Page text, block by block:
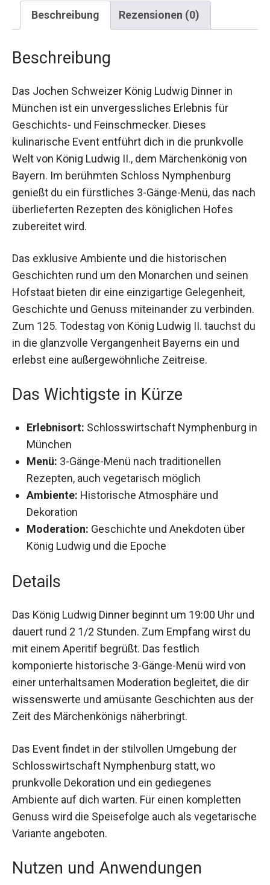
Beschreibung Rezensionen (0)
Beschreibung
Das Jochen Schweizer König Ludwig Dinner in
München ist ein unvergessliches Erlebnis für
Geschichts- und Feinschmecker. Dieses
kulinarische Event entführt dich in die prunkvolle
Welt von König Ludwig II., dem Märchenkönig von
Bayern. Im berühmten Schloss Nymphenburg
genießt du ein fürstliches 3-Gänge-Menü, das
nach überlieferten Rezepten des königlichen
Hofes zubereitet wird.
Das exklusive Ambiente und die historischen
Geschichten rund um den Monarchen und seinen
Hofstaat bieten dir eine einzigartige Gelegenheit,
Geschichte und Genuss miteinander zu
verbinden. Zum 125. Todestag von König Ludwig
II. tauchst du in die glanzvolle Vergangenheit
Bayerns ein und erlebst eine außergewöhnliche
Das Wichtigste in Kürze
Erlebnisort:
in München
Menü:3-Gänge-Menü nach traditionellen
Rezepten, auch vegetarisch möglich
Ambiente:
Dekoration
Moderation:Geschichte und Anekdoten über
Details
Das König Ludwig Dinner beginnt um 19:00 Uhr
und dauert rund 2 1/2 Stunden. Zum Empfang
wirst du mit einem Aperitif begrüßt. Das festlich
komponierte historische 3-Gänge-Menü wird von
einer unterhaltsamen Moderation begleitet, die dir
wissenswerte und amüsante Geschichten aus
Das Event findet in der stilvollen Umgebung der
Schlosswirtschaft Nymphenburg statt, wo
prunkvolle Dekoration und ein gediegenes
Ambiente auf dich warten. Für einen kompletten
Genuss wird die Speisefolge auch als